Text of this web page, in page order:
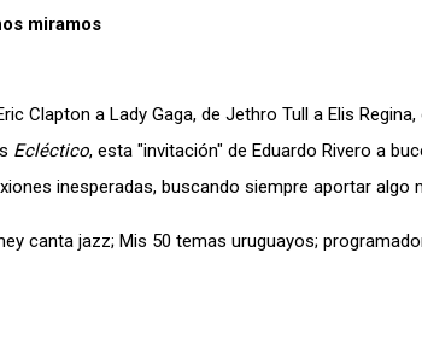
miramos
Clapton a Lady Gaga, de Jethro Tull a Elis
Ecléctico, esta "invitación" de Eduardo Rivero a
inesperadas, buscando siempre aportar algo
canta jazz; Mis 50 temas uruguayos;